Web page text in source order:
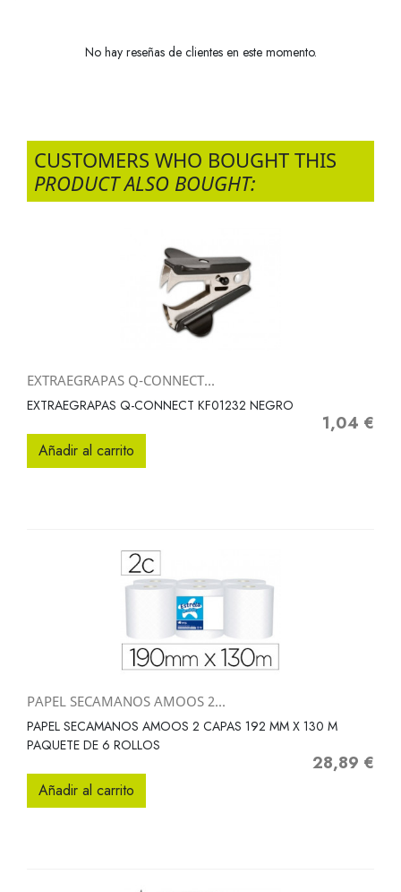
No hay reseñas de clientes en este momento.
CUSTOMERS WHO BOUGHT THIS
PRODUCT ALSO BOUGHT:
EXTRAEGRAPAS Q-CONNECT...
EXTRAEGRAPAS Q-CONNECT KF01232 NEGRO
Precio
1,04 €
Añadir al carrito
PAPEL SECAMANOS AMOOS 2...
PAPEL SECAMANOS AMOOS 2 CAPAS 192 MM X 130 M
PAQUETE DE 6 ROLLOS
Precio
28,89 €
Añadir al carrito